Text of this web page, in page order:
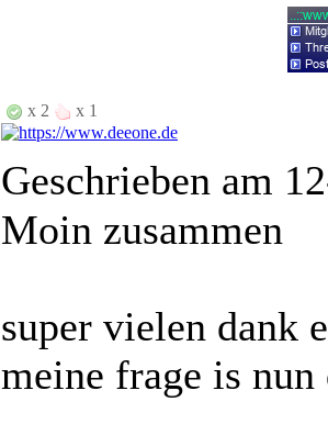
x 2 x 1
Geschrieben am
Moin zusammen
super vielen dank
meine frage is nun